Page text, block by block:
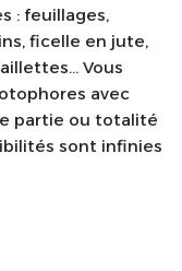
: feuillages,
ficelle en jute,
Vous
avec
partie ou totalité
sont infinies